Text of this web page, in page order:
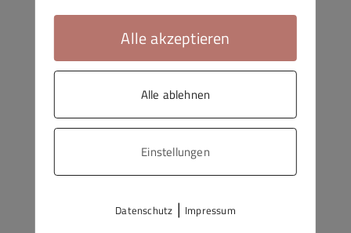
Alle akzeptieren
Alle ablehnen
Einstellungen
Datenschutz | Impressum